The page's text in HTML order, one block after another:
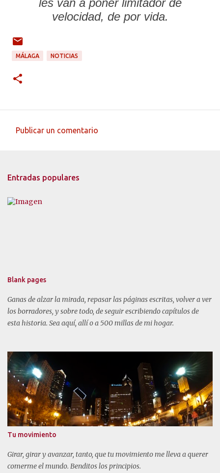
les van a poner limitador de
velocidad, de por vida.
MÁLAGA NOTICIAS
e
n
s
Publicar un comentario
Entradas populares
Blank pages
Ganas de alzar la mirada, repasar las páginas escritas, volver a ver
los borradores, y sobre todo, de seguir escribiendo capítulos de
esta historia. Sea aquí, allí o a 500 millas de mi hogar.
Tu movimiento
Girar, girar y avanzar, tanto, que tu movimiento me lleva a querer
comerme el mundo. Benditos los principios.